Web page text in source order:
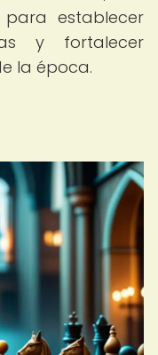
establecer
y fortalecer
la época.